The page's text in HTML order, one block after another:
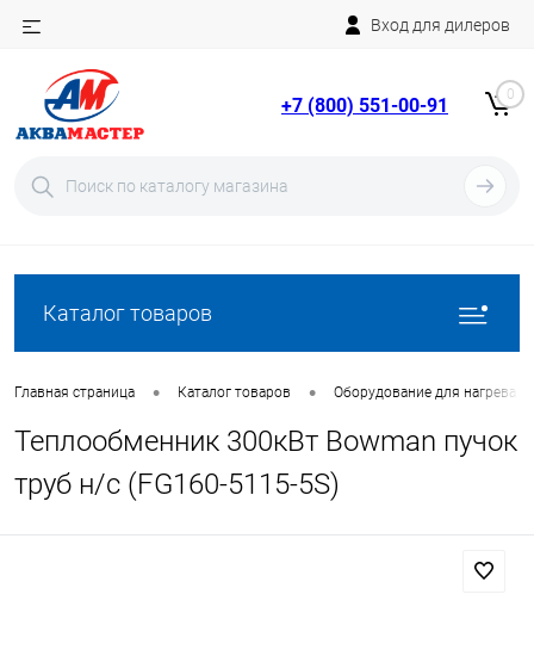
Вход для дилеров
+7 (800) 551-00-91 0
Каталог товаров
Главная страница • Каталог товаров • Оборудование для нагрева
Теплообменник 300кВт Bowman пучок
труб н/с (FG160-5115-5S)